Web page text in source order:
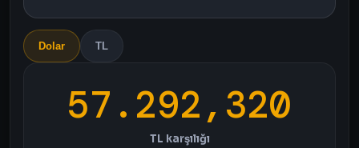
Dolar TL
57.292,320
TL karşılığı